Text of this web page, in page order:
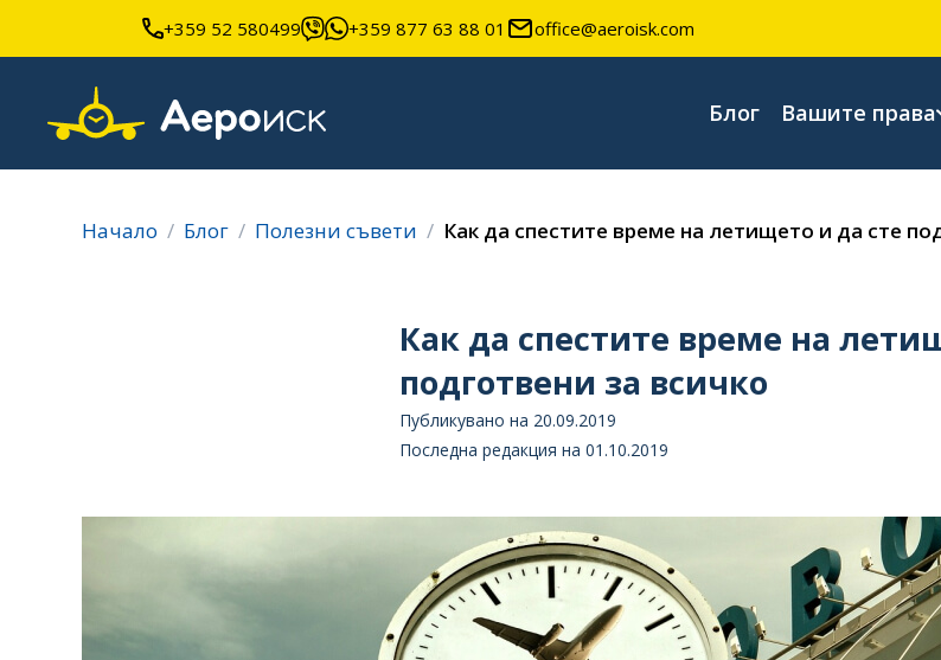
+359 52 580499 +359 877 63 88 01 office@aeroisk.com
Блог Вашите права
Начало Блог Полезни съвети Как да спестите време на летището и да сте
Как да спестите време на
подготвени за всичко
Публикувано на 20.09.2019
Последна редакция на 01.10.2019